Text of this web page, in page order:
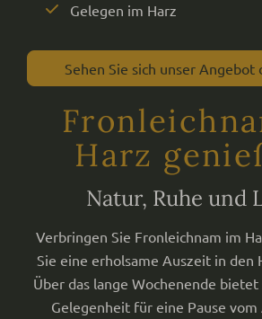
Gelegen im Harz
Sehen Sie sich unser Angebot
Harz
Natur, Ruhe und
Verbringen Sie Fronleichnam im
Sie eine erholsame Auszeit in den
Über das lange Wochenende
Gelegenheit für eine Pause vom